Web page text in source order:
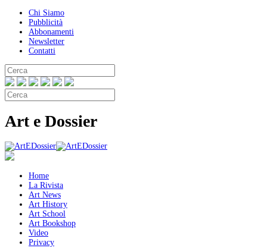
Chi Siamo
Pubblicità
Abbonamenti
Newsletter
Contatti
Art e Dossier
Home
La Rivista
Art News
Art History
Art School
Art Bookshop
Video
Privacy